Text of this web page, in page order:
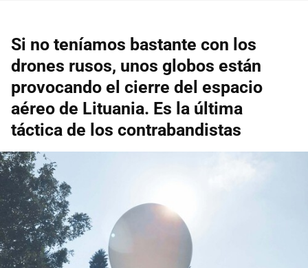
Si no teníamos bastante con los
drones rusos, unos globos están
provocando el cierre del espacio
aéreo de Lituania. Es la última
táctica de los contrabandistas